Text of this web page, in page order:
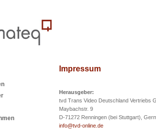
Impressum
Herausgeber:
tvd Trans Video Deutschland Vertriebs
Maybachstr. 9
D-71272 Renningen (bei Stuttgart),
info@tvd-online.de